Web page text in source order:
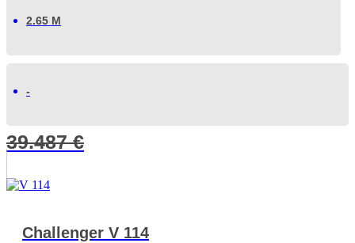
2.65 М
-
39.487€
Challenger V 114